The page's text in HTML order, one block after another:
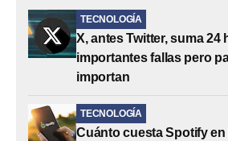
TECNOLOGÍA
X, antes Twitter, suma 24
importantes fallas pero
importan
TECNOLOGÍA
Cuánto cuesta Spotify en